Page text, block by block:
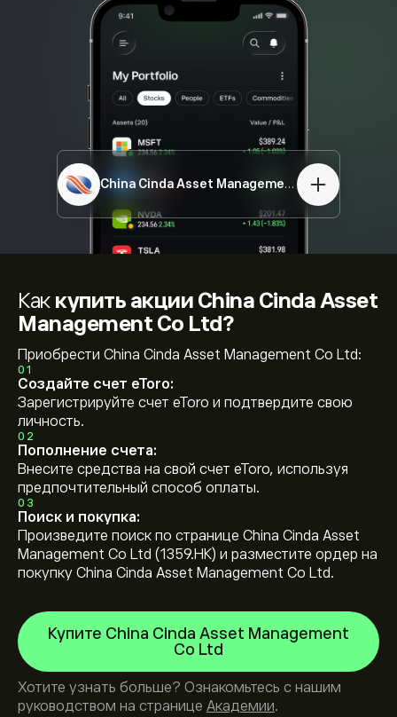
China Cinda Asset Management Co Ltd
Как купить акции China Cinda Asset
Management Co Ltd?
Приобрести China Cinda Asset Management Co Ltd:
01
Создайте счет eToro:
Зарегистрируйте счет eToro и подтвердите свою
личность.
02
Пополнение счета:
Внесите средства на свой счет eToro, используя
предпочтительный способ оплаты.
03
Поиск и покупка:
Произведите поиск по странице China Cinda Asset
Management Co Ltd (1359.HK) и разместите ордер на
покупку China Cinda Asset Management Co Ltd.
Купите China Cinda Asset Management
Co Ltd
Хотите узнать больше? Ознакомьтесь с нашим
руководством на странице Академии.